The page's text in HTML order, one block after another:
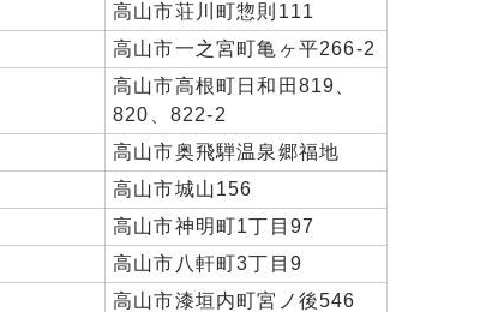
高山市荘川町惣則111
高山市一之宮町亀ヶ平266-2
高山市高根町日和田819、
820、822-2
高山市奥飛騨温泉郷福地
高山市城山156
高山市神明町1丁目97
高山市八軒町3丁目9
高山市漆垣内町宮ノ後546